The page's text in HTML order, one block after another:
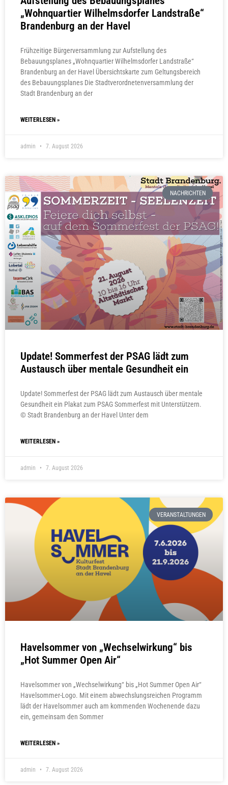
„Wohnquartier Wilhelmsdorfer Landstraße“
Brandenburg an der Havel
Frühzeitige Bürgerversammlung zur Aufstellung des
Bebauungsplanes „Wohnquartier Wilhelmsdorfer Landstraße“
Brandenburg an der Havel Übersichtskarte zum Geltungsbereich
des Bebauungsplanes Die Stadtverordnetenversammlung der
Stadt Brandenburg an der
WEITERLESEN »
admin 7. August 2026
NACHRICHTEN
Update! Sommerfest der PSAG lädt zum
Austausch über mentale Gesundheit ein
Update! Sommerfest der PSAG lädt zum Austausch über mentale
Gesundheit ein Plakat zum PSAG Sommerfest mit Unterstützern.
© Stadt Brandenburg an der Havel Unter dem
WEITERLESEN »
admin 7. August 2026
VERANSTALTUNGEN
Havelsommer von „Wechselwirkung“ bis
„Hot Summer Open Air“
Havelsommer von „Wechselwirkung“ bis „Hot Summer Open Air“
Havelsommer-Logo. Mit einem abwechslungsreichen Programm
lädt der Havelsommer auch am kommenden Wochenende dazu
ein, gemeinsam den Sommer
WEITERLESEN »
admin 7. August 2026